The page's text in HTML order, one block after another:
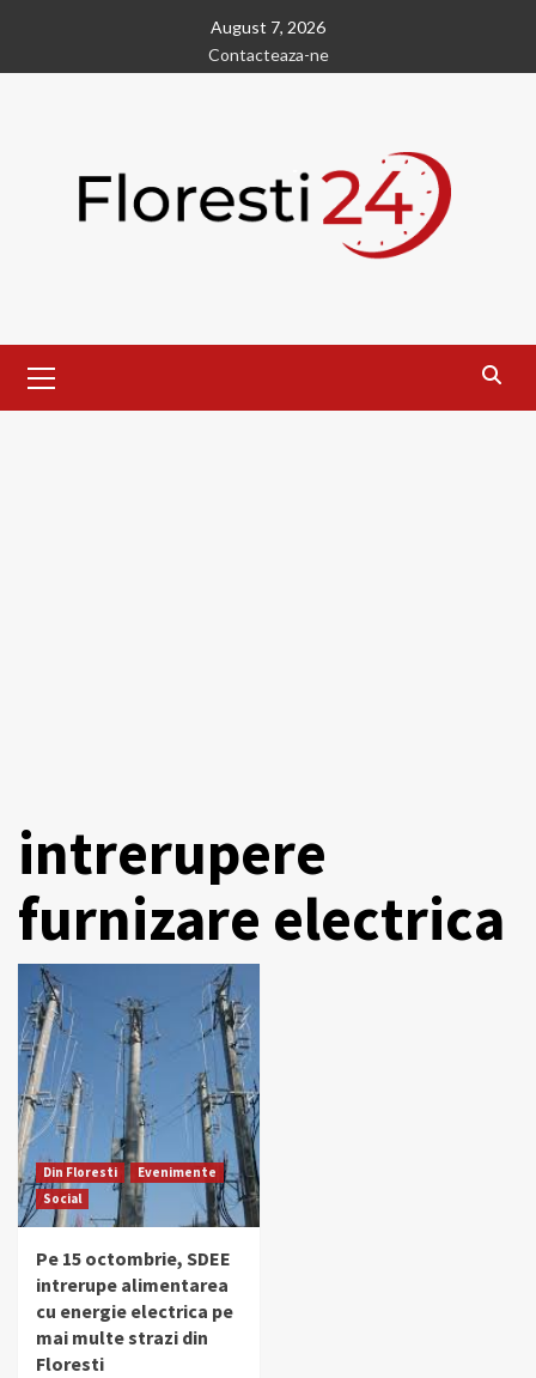
content
August 7, 2026
Contacteaza-ne
Menu
intrerupere
furnizare electrica
Din Floresti
Evenimente
Social
Pe 15 octombrie, SDEE
intrerupe alimentarea
cu energie electrica pe
mai multe strazi din
Floresti